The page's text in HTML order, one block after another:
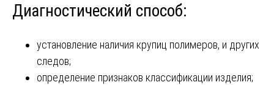
Диагностический способ:
установление наличия крупиц полимеров, и других
следов;
определение признаков классификации изделия;